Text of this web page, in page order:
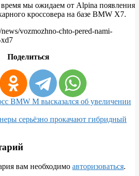
мы ожидаем от Alpina появления
кроссовера на базе BMW X7.
vozmozhno-chto-pered-nami-
Поделиться
BMW М высказался об увеличении
серьёзно прокачают гибридный
вам необходимо авторизоваться.